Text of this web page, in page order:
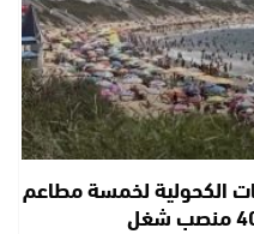
الكحولية لخمسة مطاعم